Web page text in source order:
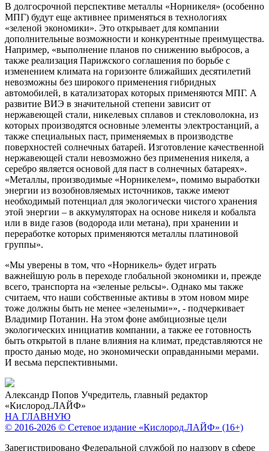
В долгосрочной перспективе металлы «Норникеля» (особенно
МПГ) будут еще активнее применяться в технологиях
«зеленой экономики». Это открывает для компании
дополнительные возможности и конкурентные преимущества.
Например, «выполнение планов по снижению выбросов, а
также реализация Парижского соглашения по борьбе с
изменением климата на горизонте ближайших десятилетий
невозможны без широкого применения гибридных
автомобилей, в катализаторах которых применяются МПГ. А
развитие ВИЭ в значительной степени зависит от
нержавеющей стали, никелевых сплавов и стекловолокна, из
которых производятся основные элементы электростанций, а
также специальных паст, применяемых в производстве
поверхностей солнечных батарей. Изготовление качественной
нержавеющей стали невозможно без применения никеля, а
серебро является основой для паст в солнечных батареях».
«Металлы, производимые «Норникелем», помимо выработки
энергии из возобновляемых источников, также имеют
необходимый потенциал для экологически чистого хранения
этой энергии – в аккумуляторах на основе никеля и кобальта
или в виде газов (водорода или метана), при хранении и
переработке которых применяются металлы платиновой
группы».
«Мы уверены в том, что «Норникель» будет играть
важнейшую роль в переходе глобальной экономики и, прежде
всего, транспорта на «зеленые рельсы». Однако мы также
считаем, что наши собственные активы в этом новом мире
тоже должны быть не менее «зелеными»», - подчеркивает
Владимир Потанин. На этом фоне амбициозные цели
экологических инициатив компании, а также ее готовность
быть открытой в плане влияния на климат, представляются не
просто данью моде, но экономически оправданными мерами.
И весьма перспективными.
Александр Попов Учредитель, главный редактор
«Кислород.ЛАЙФ»
НА ГЛАВНУЮ
© 2016-2026 © Сетевое издание «Кислород.ЛАЙФ» (16+)
Зарегистрировано Федеральной службой по надзору в сфере